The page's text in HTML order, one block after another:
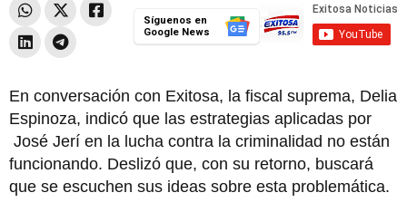
Síguenos en
Google News
En conversación con Exitosa, la fiscal suprema, Delia
Espinoza, indicó que las estrategias aplicadas por
José Jerí en la lucha contra la criminalidad no están
funcionando. Deslizó que, con su retorno, buscará
que se escuchen sus ideas sobre esta problemática.